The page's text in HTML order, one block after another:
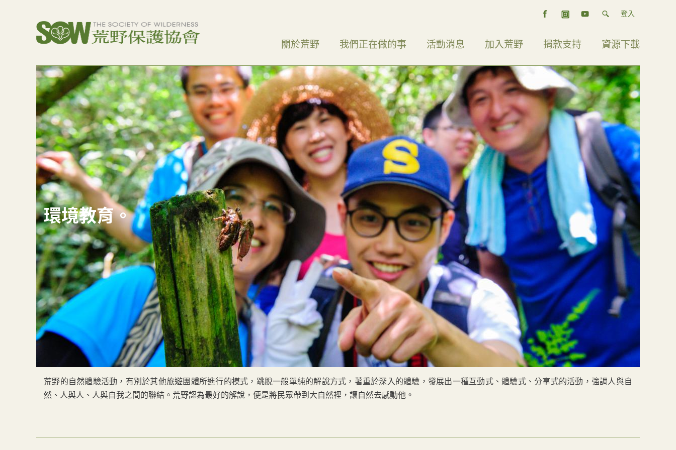
登入
關於荒野 我們正在做的事 活動消息 加入荒野 捐款支持 資源下載
環境教育。
荒野的自然體驗活動，有別於其他旅遊團體所進行的模式，跳脫一般單純的解說方式，著重於深入的體驗，發展出一種互動式、體驗式、分享式的活動，強調人與自
然、人與人、人與自我之間的聯結。荒野認為最好的解說，便是將民眾帶到大自然裡，讓自然去感動他。